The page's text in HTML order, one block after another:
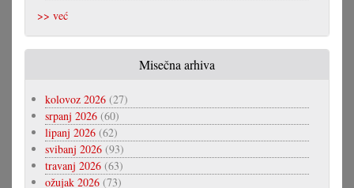
>> već
Misečna arhiva
kolovoz 2026 (27)
srpanj 2026 (60)
lipanj 2026 (62)
svibanj 2026 (93)
travanj 2026 (63)
ožujak 2026 (73)